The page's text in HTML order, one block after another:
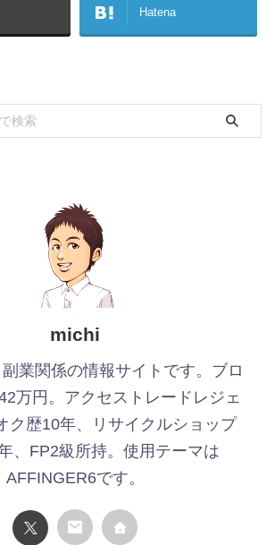
Hatena
michi
業関係の情報サイトです。ブロ
万円。アクセストレードレジェ
ク歴10年、リサイクルショップ
、FP2級所持。使用テーマは
AFFINGER6です。